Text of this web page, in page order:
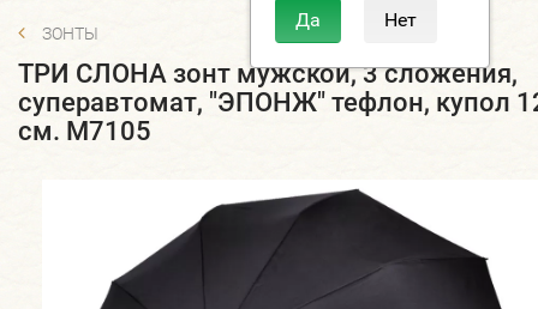
ЗОНТЫ
ТРИ СЛОНА зонт мужской, 3 сложения,
суперавтомат, "ЭПОНЖ" тефлон, купол
см. M7105